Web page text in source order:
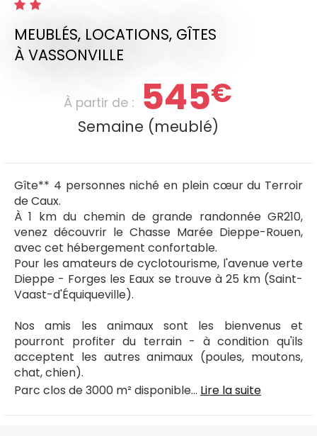
MEUBLÉS, LOCATIONS, GÎTES
À VASSONVILLE
À partir de : 545€
Semaine (meublé)
Gîte** 4 personnes niché en plein cœur du Terroir
de Caux.
À 1 km du chemin de grande randonnée GR210,
venez découvrir le Chasse Marée Dieppe-Rouen,
avec cet hébergement confortable.
Pour les amateurs de cyclotourisme, l'avenue verte
Dieppe - Forges les Eaux se trouve à 25 km (Saint-
Vaast-d'Équiqueville).
Nos amis les animaux sont les bienvenus et
pourront profiter du terrain - à condition qu'ils
acceptent les autres animaux (poules, moutons,
chat, chien).
Parc clos de 3000 m² disponible... Lire la suite